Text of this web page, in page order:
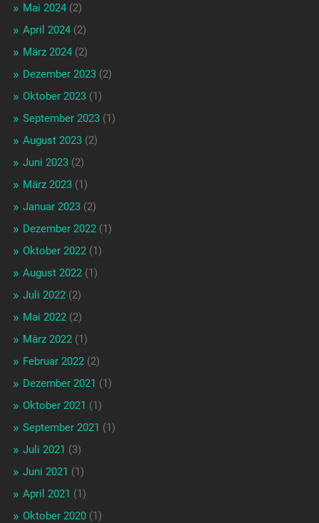
Mai 2024(2)
April 2024(2)
März 2024(2)
Dezember 2023(2)
Oktober 2023(1)
September 2023(1)
August 2023(2)
Juni 2023(2)
März 2023(1)
Januar 2023(2)
Dezember 2022(1)
Oktober 2022(1)
August 2022(1)
Juli 2022(2)
Mai 2022(2)
März 2022(1)
Februar 2022(2)
Dezember 2021 (1)
Oktober 2021 (1)
September 2021 (1)
Juli 2021 (3)
Juni 2021 (1)
April 2021 (1)
Oktober 2020(1)